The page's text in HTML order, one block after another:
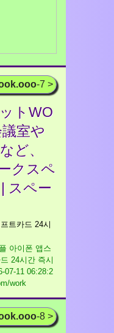
-7 >
トWO
室や
ど、
クスペ
スペー
트카드 24시
아이폰 앱스
24시간 즉시
07-11 06:28:2
work
-8 >